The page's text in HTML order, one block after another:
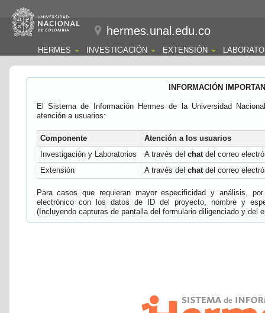
hermes.unal.edu.co
HERMES INVESTIGACIÓN EXTENSIÓN
INFORMACIÓN
El Sistema de Información Hermes de la Universidad
atención a usuarios:
Componente
Atención a los usuarios
Investigación y Laboratorios
A través del chatdel correo
Extensión
A través del chatdel correo
Para casos que requieran mayor especificidad y análisis,
electrónico con los datos de ID del proyecto, nombre y
(Incluyendo capturas de pantalla del formulario diligenciado y del